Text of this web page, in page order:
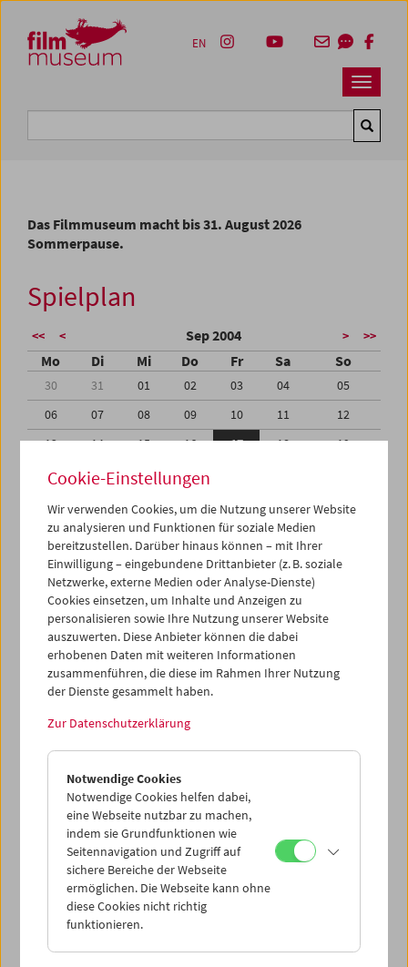
Zum Inhalt
Zum Hauptmenü
Zur Servicenavigation
Zum Suche
Navbar
EN
Das Filmmuseum macht bis 31. August 2026
Sommerpause.
Spielplan
<< < Sep 2004 > >>
Mo Di Mi Do Fr Sa So
30 31 01 02 03 04
05
06
07 08 09 10 11
12
13
14 15 16 17 18
19
20
21 22 23
27
29 01
03
04
05 06 07 08 09
iCalender
Programmheft-PDF
English language or subtitles
< Vorherige Woche
Mo 13.9.
Di 14.9.
Mi 15.9.
Do 16.9.
Cookie-Einstellungen
Wir verwenden Cookies, um die Nutzung unserer Website
zu analysieren und Funktionen für soziale Medien
bereitzustellen. Darüber hinaus können – mit Ihrer
Einwilligung – eingebundene Drittanbieter (z. B. soziale
Netzwerke, externe Medien oder Analyse-Dienste)
Cookies einsetzen, um Inhalte und Anzeigen zu
personalisieren sowie Ihre Nutzung unserer Website
auszuwerten. Diese Anbieter können die dabei
erhobenen Daten mit weiteren Informationen
zusammenführen, die diese im Rahmen Ihrer Nutzung
der Dienste gesammelt haben.
Zur Datenschutzerklärung
Notwendige Cookies
Notwendige Cookies helfen dabei,
eine Webseite nutzbar zu machen,
indem sie Grundfunktionen wie
Seitennavigation und Zugriff auf
sichere Bereiche der Webseite
ermöglichen. Die Webseite kann ohne
diese Cookies nicht richtig
funktionieren.